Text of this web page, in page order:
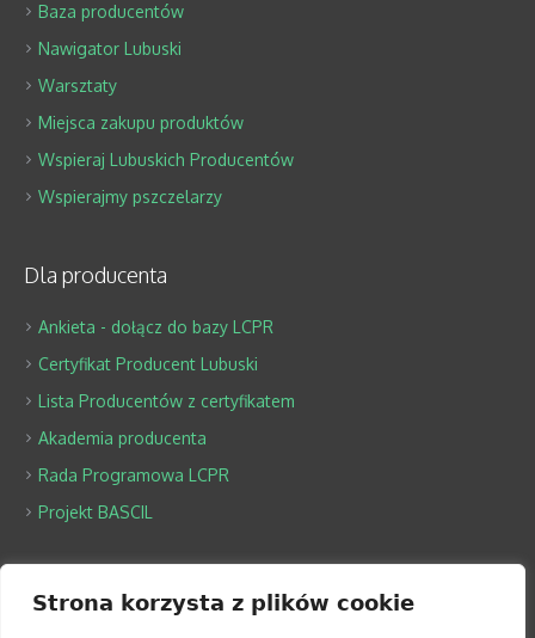
Strona korzysta z plików cookie
Baza producentów
Nawigator Lubuski
Warsztaty
Miejsca zakupu produktów
Wspieraj Lubuskich Producentów
Wspierajmy pszczelarzy
Dla producenta
Ankieta - dołącz do bazy LCPR
Certyfikat Producent Lubuski
Lista Producentów z certyfikatem
Akademia producenta
Rada Programowa LCPR
Projekt BASCIL
O LCPR